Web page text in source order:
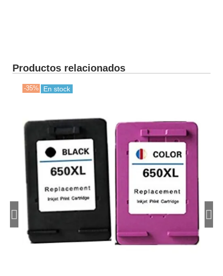
Productos relacionados
-35% En stock